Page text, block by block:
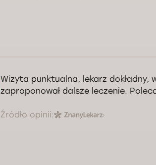
Wizyta punktualna, lekarz dokładny,
zaproponował dalsze leczenie.
Źródło opinii: